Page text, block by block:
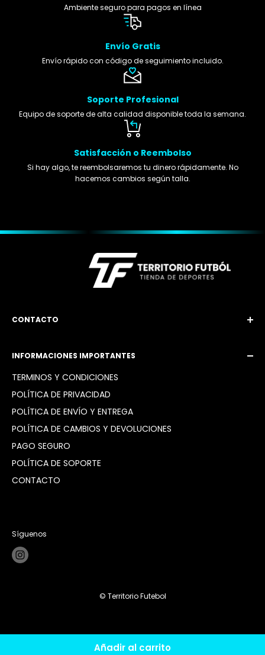
Añadir al carrito
Ambiente seguro para pagos en línea
Envío Gratis
Envío rápido con código de seguimiento incluido.
Soporte Profesional
Equipo de soporte de alta calidad disponible toda la semana.
Satisfacción o Reembolso
Si hay algo, te reembolsaremos tu dinero rápidamente. No
hacemos cambios según talla.
CONTACTO
Instagram: @territoriofutbol2_
INFORMACIONES IMPORTANTES
TÉRMINOS Y CONDICIONES
POLÍTICA DE PRIVACIDAD
POLÍTICA DE ENVÍO Y ENTREGA
POLÍTICA DE CAMBIOS Y DEVOLUCIONES
PAGO SEGURO
POLÍTICA DE SOPORTE
CONTACTO
Síguenos
© Territorio Futebol